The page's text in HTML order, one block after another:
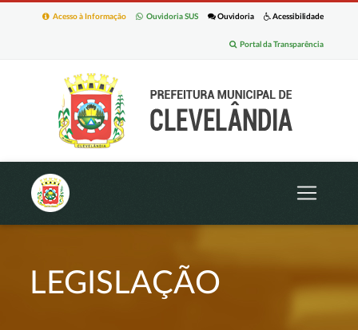
Acessibilidade
Ouvidoria
Ouvidoria SUS
Acesso à Informação
Portal da Transparência
LEGISLAÇÃO